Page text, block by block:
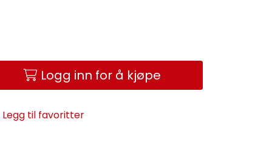
Logg inn for å kjøpe
Legg til favoritter